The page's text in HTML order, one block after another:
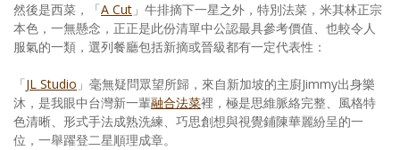
然後是西菜，「A Cut 」牛排摘下一星之外，特別法菜，米其林正宗
本色，一無懸念，正正是此份清單中公認最具參考價值、也較令人
服氣的一類，選列餐廳包括新摘或晉級都有一定代表性：
「JL Studio 」毫無疑問眾望所歸，來自新加坡的主廚Jimmy出身樂
沐，是我眼中台灣新一輩融合法菜裡，極是思維脈絡完整、風格特
色清晰、形式手法成熟洗練、巧思創想與視覺鋪陳華麗紛呈的一
位，一舉躍登二星順理成章。